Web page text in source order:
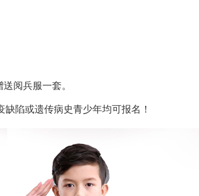
阅兵服一套。
陷或遗传病史青少年均可报名！